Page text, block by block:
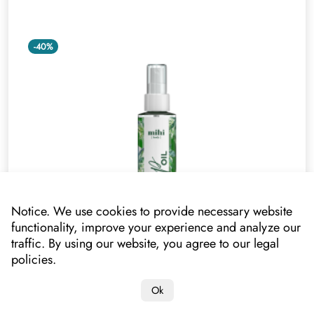
-40%
020309
Notice. We use cookies to provide necessary website
functionality, improve your experience and analyze our
traffic. By using our website, you agree to our legal
policies.
Ok